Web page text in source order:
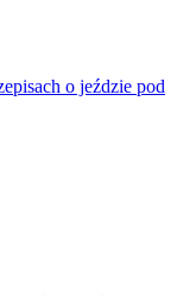
o jeździe pod